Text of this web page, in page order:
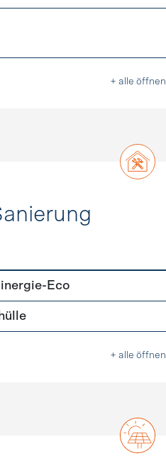
+ alle öffnen
Sanierung
Eco
+ alle öffnen